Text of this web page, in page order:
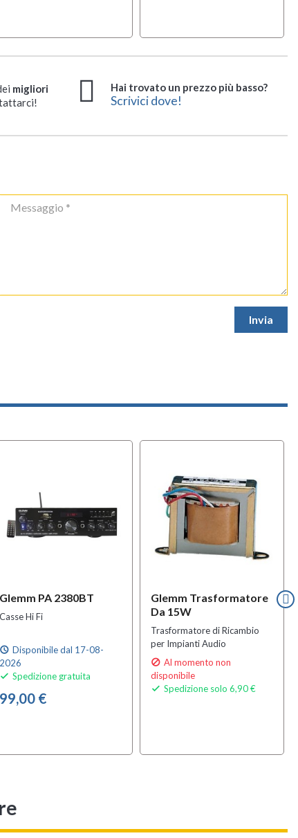
Power Dynamics
NCSP8
42,50 €
Power Dynamics
42,50 €
migliori
Hai trovato un prezzo più basso?
Scrivici dove!
Glemm PA 2380BT
Casse Hi Fi
schedule Disponibile dal 17-08-
2026
 Spedizione gratuita
99,00 €
Glemm Trasformatore
Da 15W
Trasformatore di Ricambio
per Impianti Audio
 Al momento non
disponibile
 Spedizione solo 6,90 €